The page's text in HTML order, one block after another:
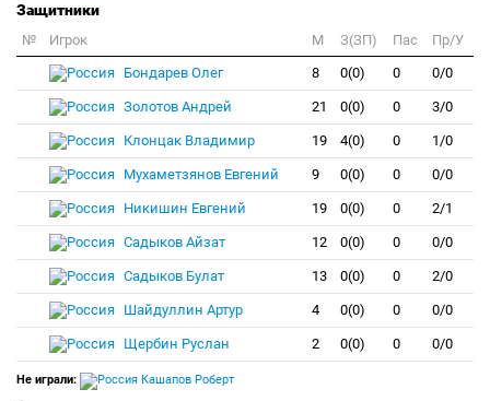
Защитники
№ Игрок M З(ЗП) Пас
Пр/У
Бондарев Олег
8 0(0) 0 0/0
Золотов Андрей 21 0(0) 0 3/0
Клонцак Владимир 19 4(0) 0 1/0
Мухаметзянов Евгений 9 0(0) 0 0/0
Никишин Евгений 19 0(0) 0 2/1
Садыков Айзат 12 0(0) 0 0/0
Садыков Булат 13 0(0) 0 2/0
Шайдуллин Артур 4 0(0) 0 0/0
Щербин Руслан 2 0(0) 0 0/0
Не играли: Кашапов Роберт